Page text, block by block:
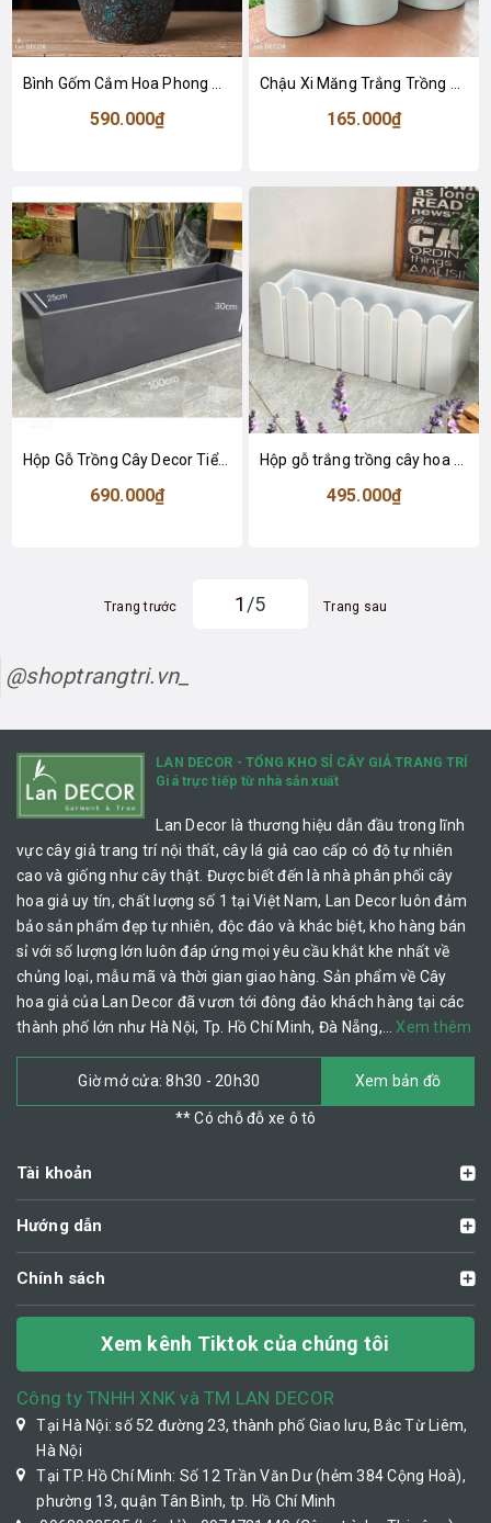
590.000₫ 165.000₫
Hộp Gỗ Trồng Cây Decor Tiểu Cảnh (25x100x30cm)- HGO18
690.000₫ 495.000₫
Trang trước 1 /5 Trang sau
@shoptrangtri.vn_
LAN DECOR - TỔNG KHO SỈ CÂY GIẢ TRANG TRÍ
Giá trực tiếp từ nhà sản xuất
Lan Decor là thương hiệu dẫn đầu trong lĩnh
vực cây giả trang trí nội thất, cây lá giả cao cấp có độ tự nhiên
cao và giống như cây thật. Được biết đến là nhà phân phối cây
hoa giả uy tín, chất lượng số 1 tại Việt Nam, Lan Decor luôn đảm
bảo sản phẩm đẹp tự nhiên, độc đáo và khác biệt, kho hàng bán
sỉ với số lượng lớn luôn đáp ứng mọi yêu cầu khắt khe nhất về
chủng loại, mẫu mã và thời gian giao hàng. Sản phẩm về Cây
hoa giả của Lan Decor đã vươn tới đông đảo khách hàng tại các
thành phố lớn như Hà Nội, Tp. Hồ Chí Minh, Đà Nẵng,… Xem thêm
Giờ mở cửa: 8h30 - 20h30 Xem bản đồ
** Có chỗ đỗ xe ô tô
Tài khoản
Hướng dẫn
Chính sách
Xem kênh Tiktok của chúng tôi
Công ty TNHH XNK và TM LAN DECOR
Tại Hà Nội: số 52 đường 23, thành phố Giao lưu, Bắc Từ Liêm,
Hà Nội
Tại TP. Hồ Chí Minh: Số 12 Trần Văn Dư (hẻm 384 Cộng Hoà),
phường 13, quận Tân Bình, tp. Hồ Chí Minh